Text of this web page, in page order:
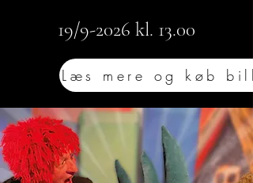
19/9-2026 kl. 13.00
Læs mere og køb